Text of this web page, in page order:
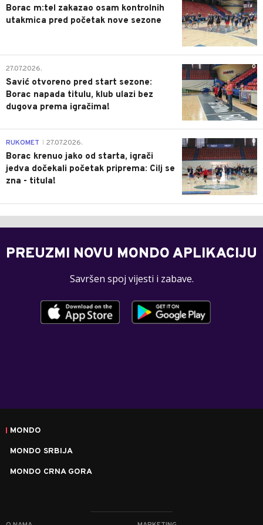
Borac m:tel zakazao osam kontrolnih
utakmica pred početak nove sezone
0
27.07.2026.
Savić otvoreno pred start sezone:
Borac napada titulu, klub ulazi bez
dugova prema igračima!
0
RUKOMET 27.07.2026.
Borac krenuo jako od starta, igrači
jedva dočekali početak priprema: Cilj se
zna - titula!
PREUZMI NOVU MONDO APLIKACIJU
Savršen spoj vijesti i zabave.
MONDO
MONDO SRBIJA
MONDO CRNA GORA